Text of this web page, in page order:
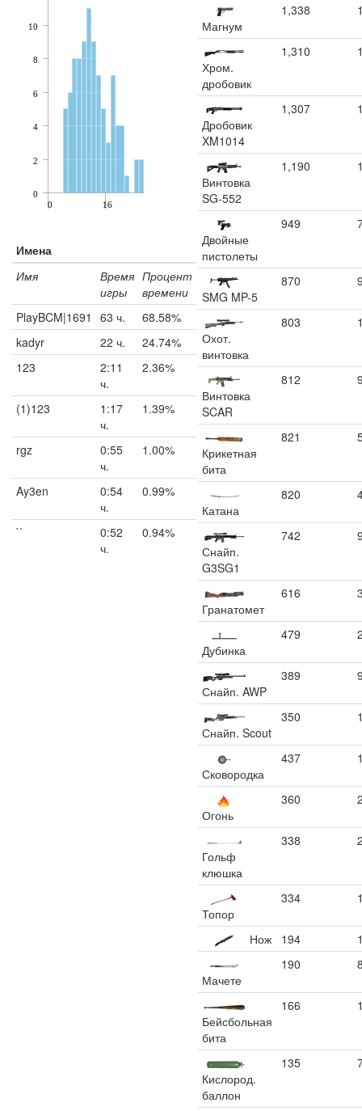
0 16
0
2
4
6
8
10
Имена
Имя
Время
игры
Процент
времени
PlayBCM|1691
63 ч.
68.58%
kadyr
22 ч.
24.74%
123
2:11
ч.
2.36%
(1)123
1:17
ч.
1.39%
rgz
0:55
ч.
1.00%
Ay3en
0:54
ч.
0.99%
``
0:52
ч.
0.94%
Магнум
1,338
Хром.
дробовик
1,310
Дробовик
XM1014
1,307
Винтовка
SG-552
1,190
Двойные
пистолеты
949
SMG MP-5
870
Охот.
винтовка
803
Винтовка
SCAR
812
Крикетная
бита
821
Катана
820
Снайп.
G3SG1
742
Гранатомет
616
Дубинка
479
Снайп. AWP
389
Снайп. Scout
350
Сковородка
437
Огонь
360
Гольф
клюшка
338
Топор
334
Нож 194
Мачете
190
Бейсбольная
бита
166
Кислород.
баллон
135